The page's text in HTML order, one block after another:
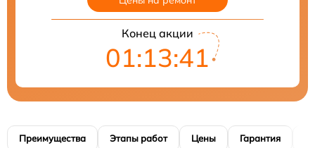
Конец акции
01:13:40
Преимущества Этапы работ Цены Гарантия